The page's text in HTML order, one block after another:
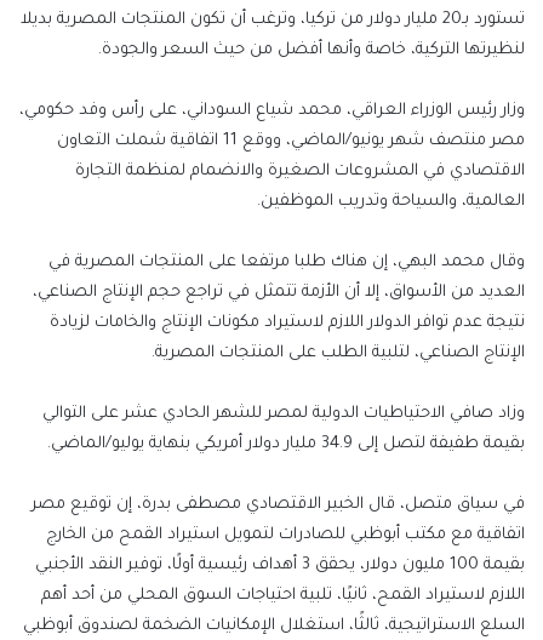
تستورد بـ20 مليار دولار من تركيا، وترغب أن تكون المنتجات المصرية بديلا
لنظيرتها التركية، خاصة وأنها أفضل من حيث السعر والجودة.
وزار رئيس الوزراء العراقي، محمد شياع السوداني، على رأس وفد حكومي،
مصر منتصف شهر يونيو/الماضي، ووقع 11 اتفاقية شملت التعاون
الاقتصادي في المشروعات الصغيرة والانضمام لمنظمة التجارة
العالمية، والسياحة وتدريب الموظفين.
وقال محمد البهي، إن هناك طلبا مرتفعا على المنتجات المصرية في
العديد من الأسواق، إلا أن الأزمة تتمثل في تراجع حجم الإنتاج الصناعي،
نتيجة عدم توافر الدولار اللازم لاستيراد مكونات الإنتاج والخامات لزيادة
الإنتاج الصناعي، لتلبية الطلب على المنتجات المصرية.
وزاد صافي الاحتياطيات الدولية لمصر للشهر الحادي عشر على التوالي
بقيمة طفيفة لتصل إلى 34.9 مليار دولار أمريكي بنهاية يوليو/الماضي.
في سياق متصل، قال الخبير الاقتصادي مصطفى بدرة، إن توقيع مصر
اتفاقية مع مكتب أبوظبي للصادرات لتمويل استيراد القمح من الخارج
بقيمة 100 مليون دولار، يحقق 3 أهداف رئيسية أولًا، توفير النقد الأجنبي
اللازم لاستيراد القمح، ثانيًا، تلبية احتياجات السوق المحلي من أحد أهم
السلع الاستراتيجية، ثالثًا، استغلال الإمكانيات الضخمة لصندوق أبوظبي